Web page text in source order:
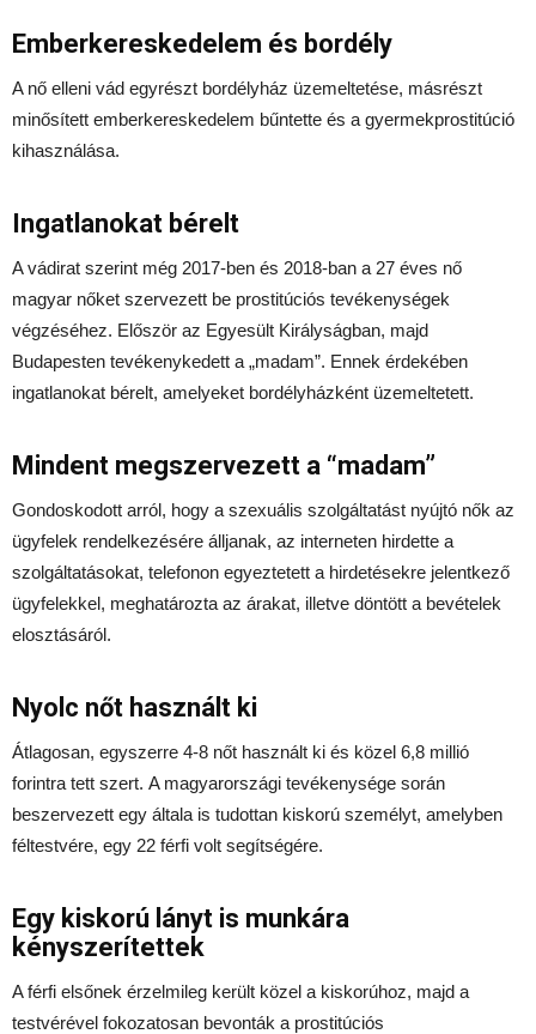
Emberkereskedelem és bordély
A nő elleni vád egyrészt bordélyház üzemeltetése, másrészt
minősített emberkereskedelem bűntette és a gyermekprostitúció
kihasználása.
Ingatlanokat bérelt
A vádirat szerint még 2017-ben és 2018-ban a 27 éves nő
magyar nőket szervezett be prostitúciós tevékenységek
végzéséhez. Először az Egyesült Királyságban, majd
Budapesten tevékenykedett a „madam”. Ennek érdekében
ingatlanokat bérelt, amelyeket bordélyházként üzemeltetett.
Mindent megszervezett a “madam”
Gondoskodott arról, hogy a szexuális szolgáltatást nyújtó nők az
ügyfelek rendelkezésére álljanak, az interneten hirdette a
szolgáltatásokat, telefonon egyeztetett a hirdetésekre jelentkező
ügyfelekkel, meghatározta az árakat, illetve döntött a bevételek
elosztásáról.
Nyolc nőt használt ki
Átlagosan, egyszerre 4-8 nőt használt ki és közel 6,8 millió
forintra tett szert. A magyarországi tevékenysége során
beszervezett egy általa is tudottan kiskorú személyt, amelyben
féltestvére, egy 22 férfi volt segítségére.
Egy kiskorú lányt is munkára
kényszerítettek
A férfi elsőnek érzelmileg került közel a kiskorúhoz, majd a
testvérével fokozatosan bevonták a prostitúciós